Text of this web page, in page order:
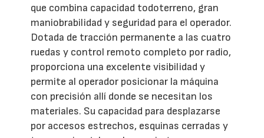
que combina capacidad todoterreno, gran
maniobrabilidad y seguridad para el operador.
Dotada de tracción permanente a las cuatro
ruedas y control remoto completo por radio,
proporciona una excelente visibilidad y
permite al operador posicionar la máquina
con precisión allí donde se necesitan los
materiales. Su capacidad para desplazarse
por accesos estrechos, esquinas cerradas y